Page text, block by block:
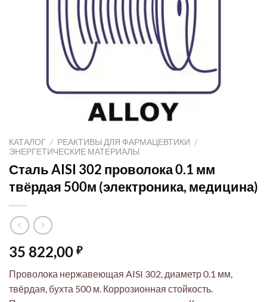
КАТАЛОГ / РЕАКТИВЫ ДЛЯ ФАРМАЦЕВТИКИ /
ЭНЕРГЕТИЧЕСКИЕ МАТЕРИАЛЫ
Сталь AISI 302 проволока 0.1 мм
твёрдая 500м (электроника, медицина)
35 822,00 ₽
Проволока нержавеющая AISI 302, диаметр 0.1 мм,
твёрдая, бухта 500 м. Коррозионная стойкость.